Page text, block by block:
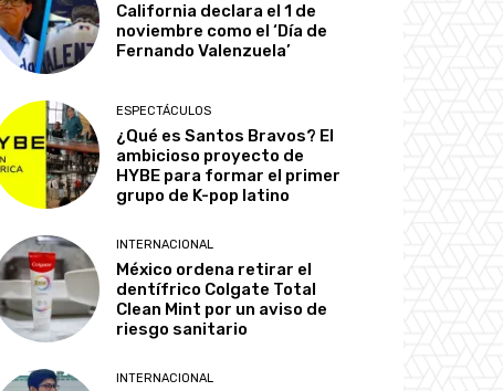
California declara el 1 de
noviembre como el ‘Día de
Fernando Valenzuela’
ESPECTÁCULOS
¿Qué es Santos Bravos? El
ambicioso proyecto de
HYBE para formar el primer
grupo de K-pop latino
INTERNACIONAL
México ordena retirar el
dentífrico Colgate Total
Clean Mint por un aviso de
riesgo sanitario
INTERNACIONAL